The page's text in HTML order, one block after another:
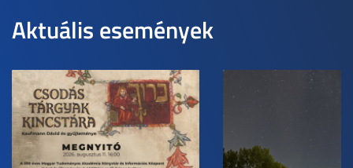
Aktuális események